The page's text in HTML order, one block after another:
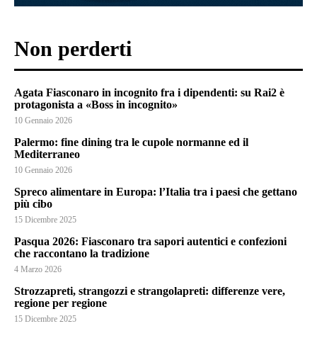
Non perderti
Agata Fiasconaro in incognito fra i dipendenti: su Rai2 è
protagonista a «Boss in incognito»
10 Gennaio 2026
Palermo: fine dining tra le cupole normanne ed il
Mediterraneo
10 Gennaio 2026
Spreco alimentare in Europa: l’Italia tra i paesi che gettano
più cibo
15 Dicembre 2025
Pasqua 2026: Fiasconaro tra sapori autentici e confezioni
che raccontano la tradizione
4 Marzo 2026
Strozzapreti, strangozzi e strangolapreti: differenze vere,
regione per regione
15 Dicembre 2025